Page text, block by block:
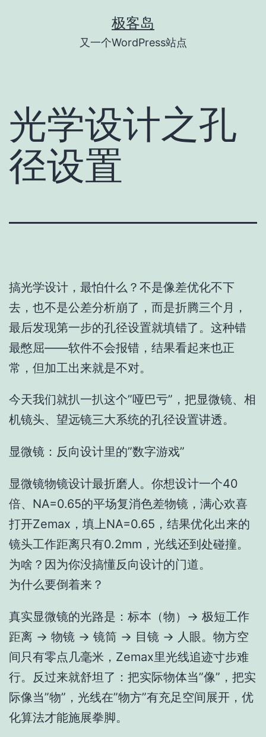
极客岛
又一个WordPress站点
光学设计之孔
径设置
搞光学设计，最怕什么？不是像差优化不下
去，也不是公差分析崩了，而是折腾三个月，
最后发现第一步的孔径设置就填错了。这种错
最憋屈——软件不会报错，结果看起来也正
常，但加工出来就是不对。
今天我们就扒一扒这个”哑巴亏”，把显微镜、相
机镜头、望远镜三大系统的孔径设置讲透。
显微镜：反向设计里的”数字游戏”
显微镜物镜设计最折磨人。你想设计一个40
倍、NA=0.65的平场复消色差物镜，满心欢喜
打开Zemax，填上NA=0.65，结果优化出来的
镜头工作距离只有0.2mm，光线还到处碰撞。
为啥？因为你没搞懂反向设计的门道。
为什么要倒着来？
真实显微镜的光路是：标本（物）→ 极短工作
距离 → 物镜 → 镜筒 → 目镜 → 人眼。物方空
间只有零点几毫米，Zemax里光线追迹寸步难
行。反过来就舒坦了：把实际物体当”像”，把实
际像当”物”，光线在”物方”有充足空间展开，优
化算法才能施展拳脚。